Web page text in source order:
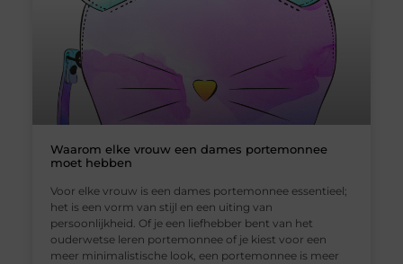
Waarom elke vrouw een dames portemonnee
moet hebben
Voor elke vrouw is een dames portemonnee essentieel;
het is een vorm van stijl en een uiting van
persoonlijkheid. Of je een liefhebber bent van het
ouderwetse leren portemonnee of je kiest voor een
meer minimalistische look, een portemonnee is meer